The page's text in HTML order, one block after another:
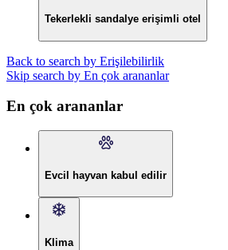
Tekerlekli sandalye erişimli otel
Back to search by Erişilebilirlik
Skip search by En çok arananlar
En çok arananlar
Evcil hayvan kabul edilir
Klima